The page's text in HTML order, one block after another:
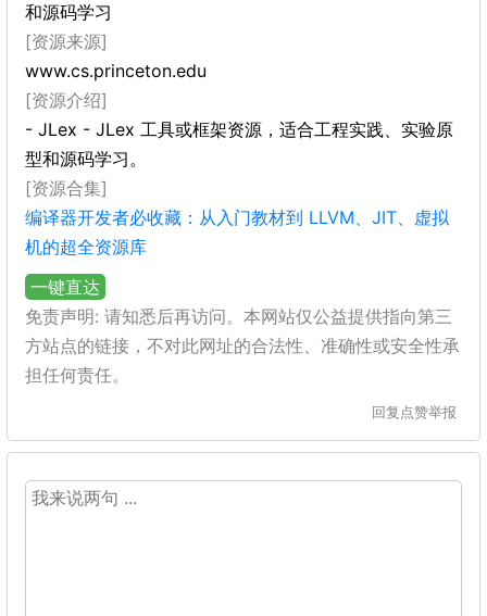
和源码学习
[资源来源]
www.cs.princeton.edu
[资源介绍]
- JLex - JLex 工具或框架资源，适合工程实践、实验原
型和源码学习。
[资源合集]
编译器开发者必收藏：从入门教材到 LLVM、JIT、虚拟
机的超全资源库
一键直达
免责声明: 请知悉后再访问。本网站仅公益提供指向第三
方站点的链接，不对此网址的合法性、准确性或安全性承
担任何责任。
回复 点赞举报